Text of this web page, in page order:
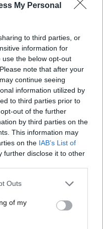
My Personal
to third parties, or
information for
the below opt-out
note that after your
continue seeing
information utilized by
to third parties prior to
out of the further
by third parties on the
This information may
on the IAB’s List of
further disclose it to other
one or more Google
You may click to
its third-party tags to
in below Google
Outs
of my
– Island hopping